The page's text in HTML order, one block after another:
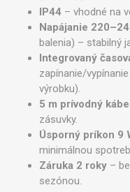
IP44 – vhodné na
Napájanie
balenia) – stabilný
Integrovaný
zapínanie/
výrobku).
5 m prívodný
zásuvky.
Úsporný príkon 9
minimálnou
Záruka 2 roky –
sezónou.